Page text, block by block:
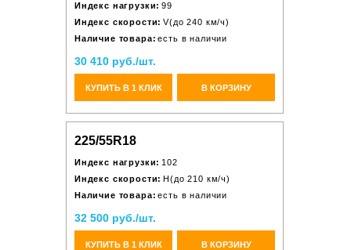
Индекс нагрузки: 99
Индекс скорости: V(до 240 км/ч)
Наличие товара: есть в наличии
30 410 руб./шт.
КУПИТЬ В 1 КЛИК В КОРЗИНУ
225/55R18
Индекс нагрузки: 102
Индекс скорости: H(до 210 км/ч)
Наличие товара: есть в наличии
32 500 руб./шт.
КУПИТЬ В 1 КЛИК В КОРЗИНУ